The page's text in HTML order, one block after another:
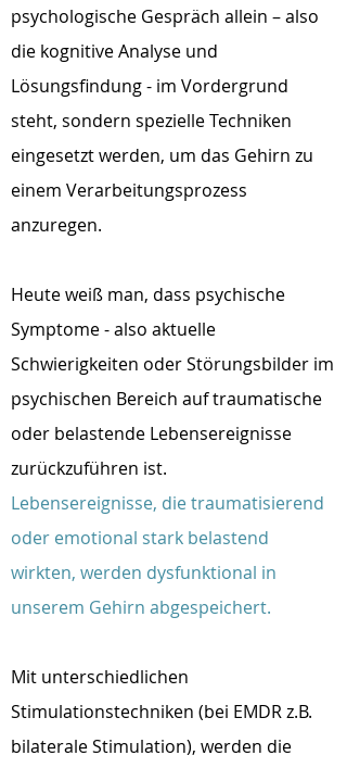
psychologische Gespräch allein – also
die kognitive Analyse und
Lösungsfindung - im Vordergrund
steht, sondern spezielle Techniken
eingesetzt werden, um das Gehirn zu
einem Verarbeitungsprozess
anzuregen.
Heute weiß man, dass psychische
Symptome - also aktuelle
Schwierigkeiten oder Störungsbilder im
psychischen Bereich auf traumatische
oder belastende Lebensereignisse
zurückzuführen ist.
Lebensereignisse, die traumatisierend
oder emotional stark belastend
wirkten, werden dysfunktional in
unserem Gehirn abgespeichert.
Mit unterschiedlichen
Stimulationstechniken (bei EMDR z.B.
bilaterale Stimulation), werden die